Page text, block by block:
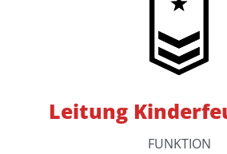
Leitung
FUNKTION